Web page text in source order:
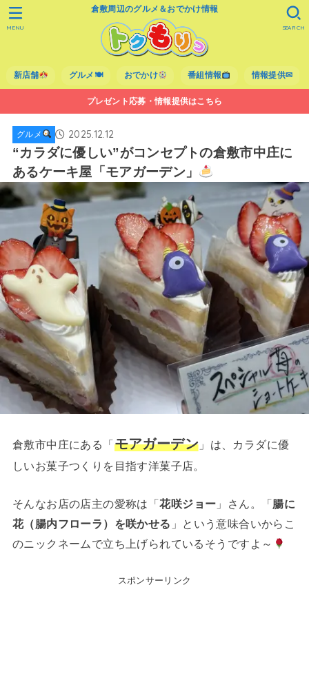
倉敷周辺のグルメ＆おでかけ情報
新店舗 グルメ🍽 おでかけ 番組情報 情報提供✉
SEARCH
MENU
プレゼント応募・情報提供はこちら
グルメ 2025.12.12
“カラダに優しい”がコンセプトの倉敷市中庄に
あるケーキ屋「モアガーデン」
倉敷市中庄にある「モアガーデン 」は、カラダに優
しいお菓子つくりを目指す洋菓子店。
そんなお店の店主の愛称は「花咲ジョー 」さん。「 腸に
花（腸内フローラ）を咲かせる 」という意味合いからこ
のニックネームで立ち上げられているそうですよ～
スポンサーリンク